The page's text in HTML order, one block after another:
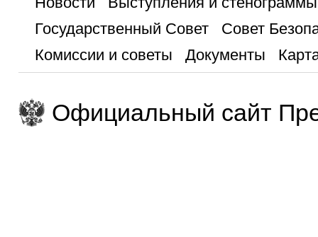
Государственный Совет
Совет
Комиссии и советы
Документы
Официальный сайт